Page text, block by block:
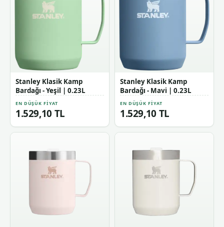
Stanley Klasik Kamp
Bardağı - Yeşil | 0.23L
EN DÜŞÜK FIYAT
1.529,10 TL
Stanley Klasik Kamp
Bardağı - Mavi | 0.23L
EN DÜŞÜK FIYAT
1.529,10 TL